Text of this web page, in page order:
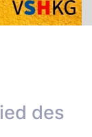
des